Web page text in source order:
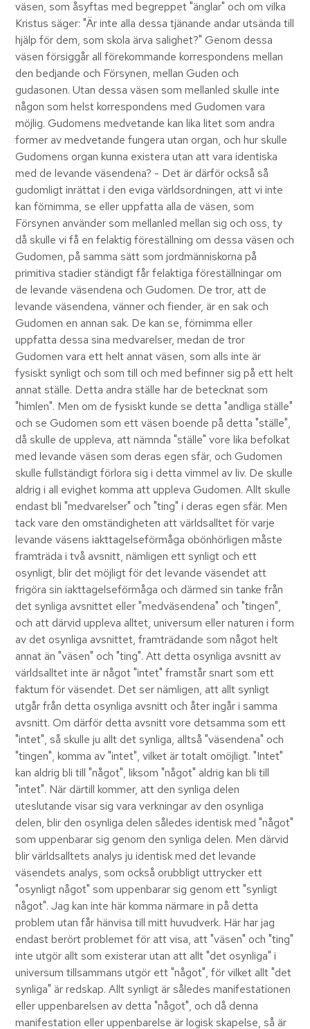
väsen, som åsyftas med begreppet "änglar" och om vilka
Kristus säger: "Är inte alla dessa tjänande andar utsända till
hjälp för dem, som skola ärva salighet?" Genom dessa
väsen försiggår all förekommande korrespondens mellan
den bedjande och Försynen, mellan Guden och
gudasonen. Utan dessa väsen som mellanled skulle inte
någon som helst korrespondens med Gudomen vara
möjlig. Gudomens medvetande kan lika litet som andra
former av medvetande fungera utan organ, och hur skulle
Gudomens organ kunna existera utan att vara identiska
med de levande väsendena? - Det är därför också så
gudomligt inrättat i den eviga världsordningen, att vi inte
kan förnimma, se eller uppfatta alla de väsen, som
Försynen använder som mellanled mellan sig och oss, ty
då skulle vi få en felaktig föreställning om dessa väsen och
Gudomen, på samma sätt som jordmänniskorna på
primitiva stadier ständigt får felaktiga föreställningar om
de levande väsendena och Gudomen. De tror, att de
levande väsendena, vänner och fiender, är en sak och
Gudomen en annan sak. De kan se, förnimma eller
uppfatta dessa sina medvarelser, medan de tror
Gudomen vara ett helt annat väsen, som alls inte är
fysiskt synligt och som till och med befinner sig på ett helt
annat ställe. Detta andra ställe har de betecknat som
"himlen". Men om de fysiskt kunde se detta "andliga ställe"
och se Gudomen som ett väsen boende på detta "ställe",
då skulle de uppleva, att nämnda "ställe" vore lika befolkat
med levande väsen som deras egen sfär, och Gudomen
skulle fullständigt förlora sig i detta vimmel av liv. De skulle
aldrig i all evighet komma att uppleva Gudomen. Allt skulle
endast bli "medvarelser" och "ting" i deras egen sfär. Men
tack vare den omständigheten att världsalltet för varje
levande väsens iakttagelseförmåga obönhörligen måste
framträda i två avsnitt, nämligen ett synligt och ett
osynligt, blir det möjligt för det levande väsendet att
frigöra sin iakttagelseförmåga och därmed sin tanke från
det synliga avsnittet eller "medväsendena" och "tingen",
och att därvid uppleva alltet, universum eller naturen i form
av det osynliga avsnittet, framträdande som något helt
annat än "väsen" och "ting". Att detta osynliga avsnitt av
världsalltet inte är något "intet" framstår snart som ett
faktum för väsendet. Det ser nämligen, att allt synligt
utgår från detta osynliga avsnitt och åter ingår i samma
avsnitt. Om därför detta avsnitt vore detsamma som ett
"intet", så skulle ju allt det synliga, alltså "väsendena" och
"tingen", komma av "intet", vilket är totalt omöjligt. "Intet"
kan aldrig bli till "något", liksom "något" aldrig kan bli till
"intet". När därtill kommer, att den synliga delen
uteslutande visar sig vara verkningar av den osynliga
delen, blir den osynliga delen således identisk med "något"
som uppenbarar sig genom den synliga delen. Men därvid
blir världsalltets analys ju identisk med det levande
väsendets analys, som också orubbligt uttrycker ett
"osynligt något" som uppenbarar sig genom ett "synligt
något". Jag kan inte här komma närmare in på detta
problem utan får hänvisa till mitt huvudverk. Här har jag
endast berört problemet för att visa, att "väsen" och "ting"
inte utgör allt som existerar utan att allt "det osynliga" i
universum tillsammans utgör ett "något", för vilket allt "det
synliga" är redskap. Allt synligt är således manifestationen
eller uppenbarelsen av detta "något", och då denna
manifestation eller uppenbarelse är logisk skapelse, så är